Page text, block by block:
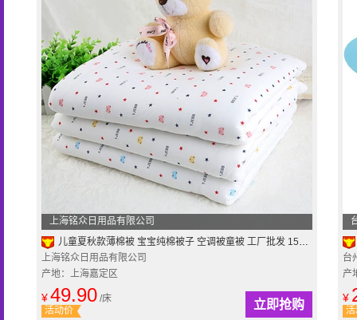
上海铭众日用品有限公司
儿童夏秋款薄棉被 宝宝纯棉被子 空调被童被 工厂批发 150*130CM
上海铭众日用品有限公司
产地：上海嘉定区
¥49.90 /床
活动价
立即抢购
台
产
¥